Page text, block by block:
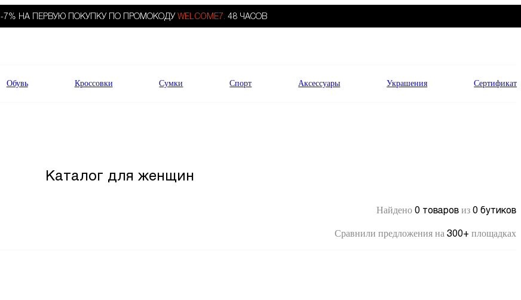
-7% НА ПЕРВУЮ ПОКУПКУ ПО ПРОМОКОДУ WELCOME7. 48 ЧАСОВ
Обувь Кроссовки Сумки Спорт Аксессуары Украшения Сертификат
Каталог для женщин
Найдено 0 товаров из 0 бутиков
Сравнили предложения на 300+ площадках